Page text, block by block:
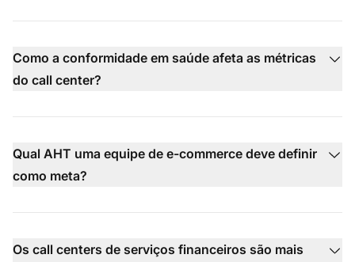
Como a conformidade em saúde afeta as métricas
do call center?
Qual AHT uma equipe de e-commerce deve definir
como meta?
Os call centers de serviços financeiros são mais